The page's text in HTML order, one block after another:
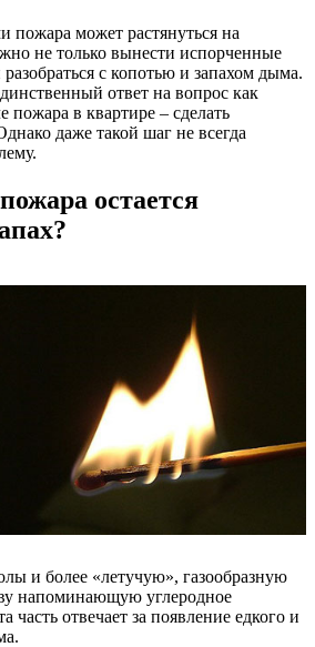
пожара может растянуться на
не только вынести испорченные
с копотью и запахом дыма.
ответ на вопрос как
пожара в квартире – сделать
даже такой шаг не всегда
остается
и более «летучую», газообразную
напоминающую углеродное
часть отвечает за появление едкого и